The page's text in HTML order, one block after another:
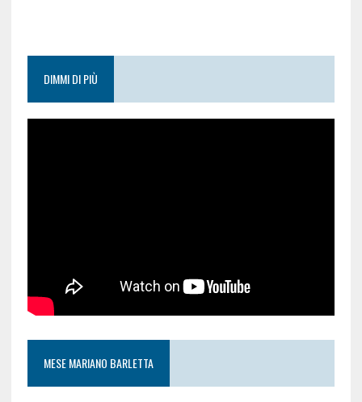
DIMMI DI PIÙ
MESE MARIANO BARLETTA